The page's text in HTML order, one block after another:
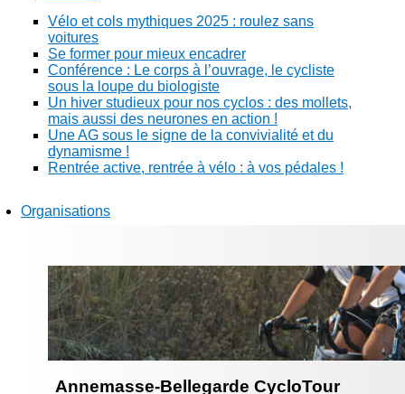
Vélo et cols mythiques 2025 : roulez sans
voitures
Se former pour mieux encadrer
Conférence : Le corps à l’ouvrage, le cycliste
sous la loupe du biologiste
Un hiver studieux pour nos cyclos : des mollets,
mais aussi des neurones en action !
Une AG sous le signe de la convivialité et du
dynamisme !
Rentrée active, rentrée à vélo : à vos pédales !
Organisations
Annemasse-Bellegarde CycloTour